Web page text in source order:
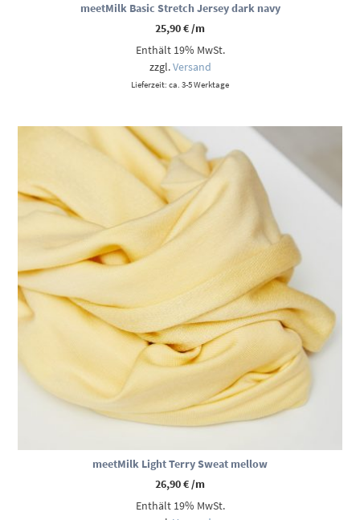
meetMilk Basic Stretch Jersey dark navy
25,90€/m
Enthält 19% MwSt.
zzgl.Versand
Lieferzeit: ca. 3-5 Werktage
meetMilk Light Terry Sweat mellow
26,90€/m
Enthält 19% MwSt.